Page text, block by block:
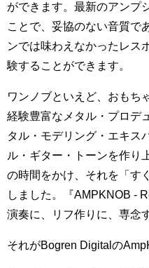
ができます。最新のアンプ
ことで、妥協のない音質で
ンでは味わえなかったレス
験することができます。
ワンノブといえど、おもち
経験豊富なメタル・プロデ
タル・モデリング・エキス
ル・ギター・トーンを作り
の時間をかけ、それを「す
しました。『AMPKNOB -
演奏に、リフ作りに、専念
それがBogren Digitalの